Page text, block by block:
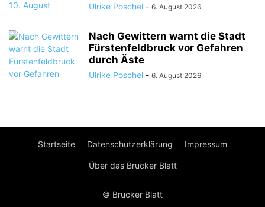
Ulrike Poschel - 6. August 2026
Nach Gewittern warnt die Stadt
Fürstenfeldbruck vor Gefahren
durch Äste
Ulrike Poschel - 6. August 2026
Startseite Datenschutzerklärung Impressum
Über das Brucker Blatt
© Brucker Blatt